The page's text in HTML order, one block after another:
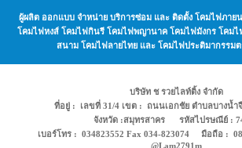
ผู้ผลิต ออกแบบ จำหน่าย บริการซ่อม และ ติดตั้ง โคมไฟภาย
โคมไฟหงส์ โคมไฟกินรี โคมไฟพญานาค โคมไฟมังกร โคม
สนาม โคมไฟลายไทย และ โคมไฟประติมากรรม
บริษัท ช รวยไลท์ติ้ง จำกัด
ที่อยู่ : เลขที่ 31/4 เขต : ถนนเอกชัย ตำบลบางน้ำจื
จังหวัด :สมุทรสาคร รหัสไปรษณีย์ :
เบอร์โทร : 034823552 Fax 034-823074 มือถือ :
@Lam2791m